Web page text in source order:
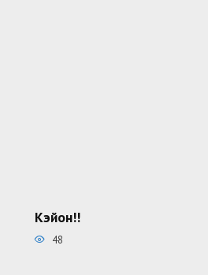
Кэйон!!
48